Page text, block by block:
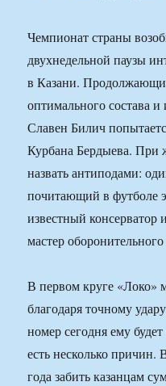
Чемпионат страны
двухнедельной паузы
в Казани.
оптимального состава
Славен Билич
Курбана Бердыева.
назвать антиподами:
почитающий в футболе
известный консерватор
мастер
В первом круге «Локо»
благодаря точному
номер сегодня ему
есть несколько причин.
года забить казанцам